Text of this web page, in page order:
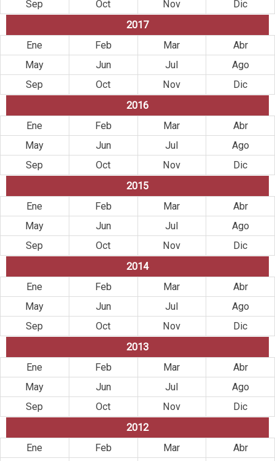
Sep
Oct Nov
Dic
2017
Ene
Feb Mar
Abr
May
Jun Jul
Ago
Sep
Oct Nov
Dic
2016
Ene
Feb Mar
Abr
May
Jun Jul
Ago
Sep
Oct Nov
Dic
2015
Ene
Feb Mar
Abr
May
Jun Jul
Ago
Sep
Oct Nov
Dic
2014
Ene
Feb Mar
Abr
May
Jun Jul
Ago
Sep
Oct Nov
Dic
2013
Ene
Feb Mar
Abr
May
Jun Jul
Ago
Sep
Oct Nov
Dic
2012
Ene
Feb Mar
Abr